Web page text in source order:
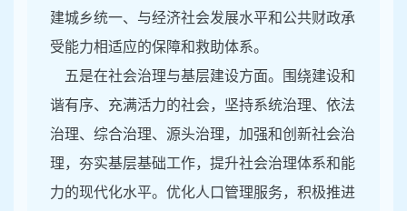
建城乡统一、与经济社会发展水平和公共财政承
受能力相适应的保障和救助体系。
五是在社会治理与基层建设方面。围绕建设和
谐有序、充满活力的社会，坚持系统治理、依法
治理、综合治理、源头治理，加强和创新社会治
理，夯实基层基础工作，提升社会治理体系和能
力的现代化水平。优化人口管理服务，积极推进